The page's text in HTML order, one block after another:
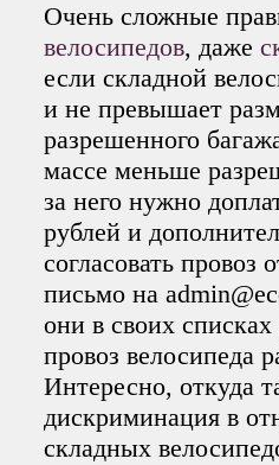
Очень сложные
велосипедов, даже
если складной
и не превышает
разрешенного
массе меньше
за него нужно
рублей и
согласовать провоз
письмо на
они в своих списках
провоз велосипеда
Интересно, откуда
дискриминация в
складных